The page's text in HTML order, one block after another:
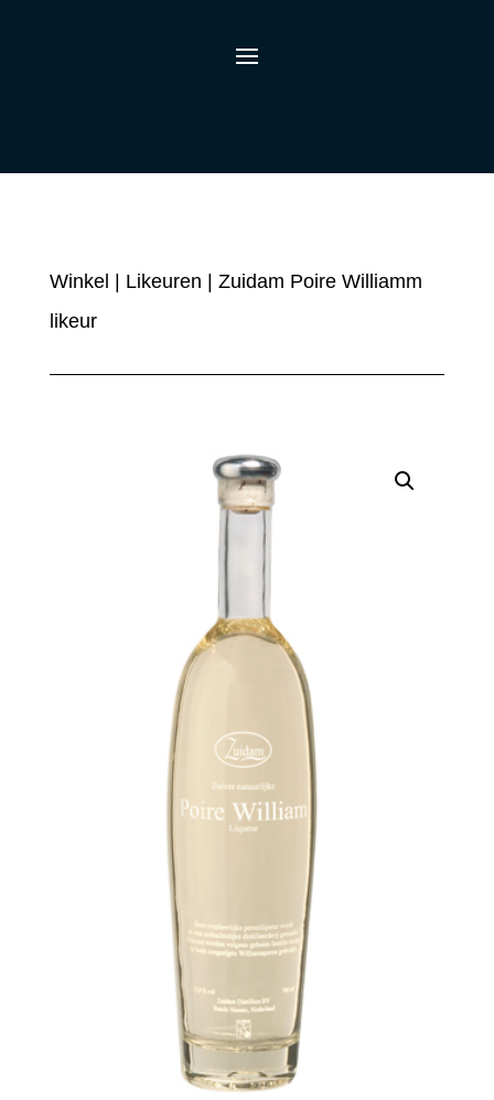
Winkel Likeuren | Zuidam Poire Williamm
likeur